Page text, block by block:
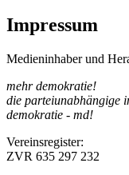
Impressum
Medieninhaber und
mehr demokratie!
die parteiunabhängige
demokratie - md!
Vereinsregister:
ZVR 635 297 232